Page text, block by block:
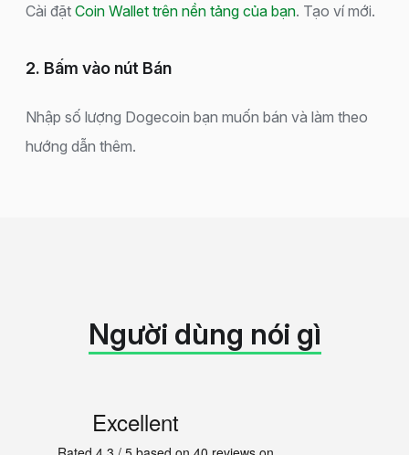
Cài đặt Coin Wallet trên nền tảng của bạn. Tạo ví mới.
2. Bấm vào nút Bán
Nhập số lượng Dogecoin bạn muốn bán và làm theo
hướng dẫn thêm.
Người dùng nói gì